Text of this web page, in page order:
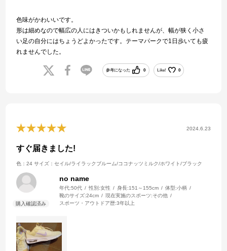
色味がかわいいです。
形は細めなので幅広の人にはきついかもしれませんが、幅が狭く小さ
い足の自分にはちょうどよかったです。テーマパークで1日歩いても疲
れませんでした。
参考になった 0 Like! 0
2024.6.23
すぐ届きました!
色：24 サイズ：セイル/ライラックブルーム/ココナッツミルク/ホワイト/ブラック
no name
年代:50代 性別:女性 身長:151～155cm 体型:小柄
靴のサイズ:24cm 現在実施のスポーツ:その他
スポーツ・アウトドア歴:3年以上